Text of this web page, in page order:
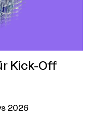
Kick-Off
2026